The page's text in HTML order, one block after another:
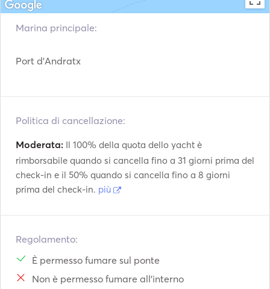
thoughtful comfort, and conscious travel.
purpose.
Marina principale:
Port d'Andratx
Politica di cancellazione:
Moderata: Il 100% della quota dello yacht è
rimborsabile quando si cancella fino a 31 giorni prima del
check-in e il 50% quando si cancella fino a 8 giorni
prima del check-in. più
Regolamento:
È permesso fumare sul ponte
Non è permesso fumare all'interno